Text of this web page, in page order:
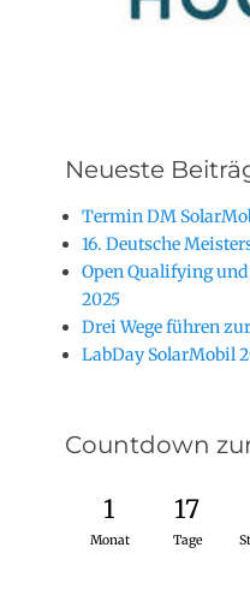
Neueste
Termin DM
16. Deutsche
Open Qualifying
2025
Drei Wege führen
LabDay SolarMobil
Countdown
1
Monat
17
Tage